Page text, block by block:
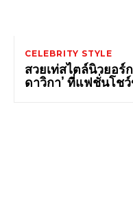
CELEBRITY STYLE
สวยเท่สไตล์นิวยอร์
ดาวิกา’ ที่แฟชั่นโชว์ข